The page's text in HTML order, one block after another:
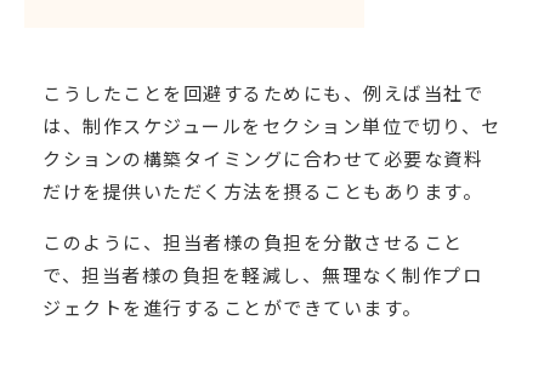
こうしたことを回避するためにも、例えば当社で
は、制作スケジュールをセクション単位で切り、セ
クションの構築タイミングに合わせて必要な資料
だけを提供いただく方法を摂ることもあります。
このように、担当者様の負担を分散させること
で、担当者様の負担を軽減し、無理なく制作プロ
ジェクトを進行することができています。